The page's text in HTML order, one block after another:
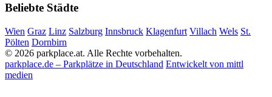
Beliebte Städte
Wien Graz Linz Salzburg Innsbruck Klagenfurt Villach Wels St.
Pölten Dornbirn
© 2026 parkplace.at. Alle Rechte vorbehalten.
parkplace.de – Parkplätze in Deutschland Entwickelt von mittl
medien